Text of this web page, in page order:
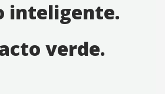
inteligente.
verde.